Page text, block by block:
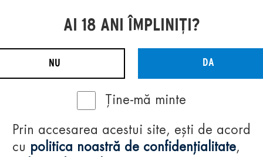
AI 18 ANI ÎMPLINIȚI?
NU DA
Ține-mă minte
Prin accesarea acestui site, ești de acord
cu politica noastră de confidențialitate,